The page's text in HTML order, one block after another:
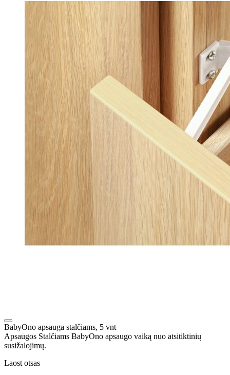
BabyOno apsauga stalčiams, 5 vnt
Apsaugos Stalčiams BabyOno apsaugo vaiką nuo atsitiktinių
susižalojimų.
Laost otsas